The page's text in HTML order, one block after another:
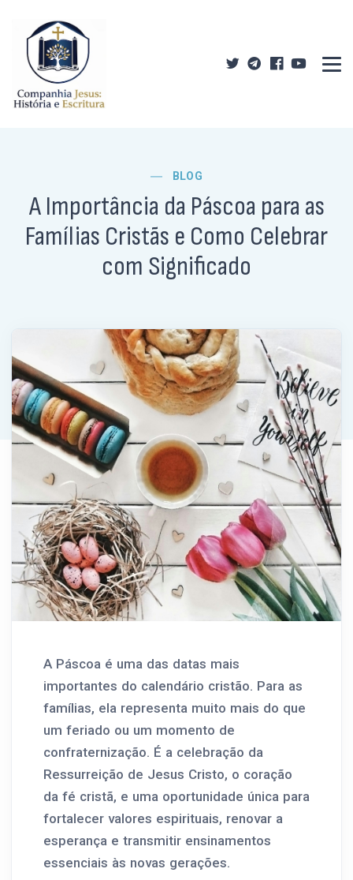
BLOG
A Importância da Páscoa para as
Famílias Cristãs e Como Celebrar
com Significado
A Páscoa é uma das datas mais
importantes do calendário cristão. Para as
famílias, ela representa muito mais do que
um feriado ou um momento de
confraternização. É a celebração da
Ressurreição de Jesus Cristo, o coração
da fé cristã, e uma oportunidade única para
fortalecer valores espirituais, renovar a
esperança e transmitir ensinamentos
essenciais às novas gerações.